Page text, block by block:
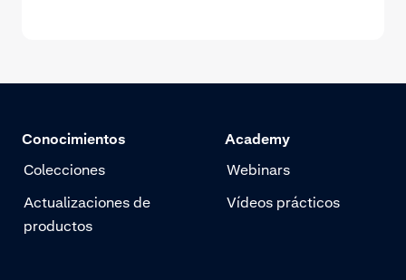
Conocimientos
Colecciones
Actualizaciones de
productos
Academy
Webinars
Vídeos prácticos